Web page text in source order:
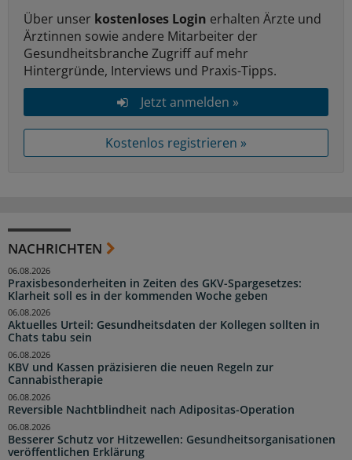
Über unser kostenloses Login erhalten Ärzte und
Ärztinnen sowie andere Mitarbeiter der
Gesundheitsbranche Zugriff auf mehr
Hintergründe, Interviews und Praxis-Tipps.
Jetzt anmelden »
Kostenlos registrieren »
NACHRICHTEN
Praxisbesonderheiten in Zeiten des GKV-Spargesetzes:
Klarheit soll es in der kommenden Woche geben
06.08.2026
Aktuelles Urteil: Gesundheitsdaten der Kollegen sollten in
Chats tabu sein
06.08.2026
KBV und Kassen präzisieren die neuen Regeln zur
Cannabistherapie
06.08.2026
Reversible Nachtblindheit nach Adipositas-Operation
06.08.2026
Besserer Schutz vor Hitzewellen: Gesundheitsorganisationen
veröffentlichen Erklärung
06.08.2026